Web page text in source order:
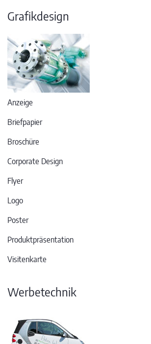
Grafikdesign
Anzeige
Briefpapier
Broschüre
Corporate Design
Flyer
Logo
Poster
Produktpräsentation
Visitenkarte
Werbetechnik